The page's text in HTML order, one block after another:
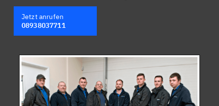
Jetzt anrufen
08938037711